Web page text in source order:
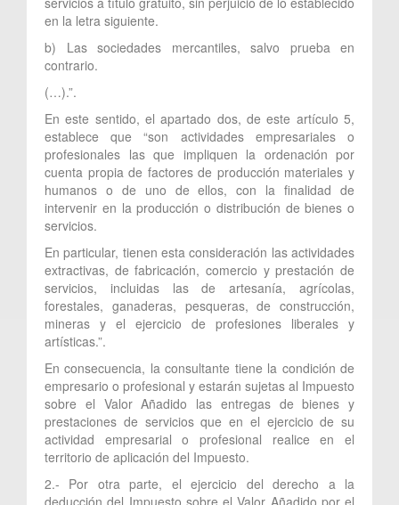
en la letra siguiente.
b) Las sociedades mercantiles, salvo prueba en
contrario.
(…).”.
En este sentido, el apartado dos, de este artículo 5,
establece que “son actividades empresariales o
profesionales las que impliquen la ordenación por
cuenta propia de factores de producción materiales y
humanos o de uno de ellos, con la finalidad de
intervenir en la producción o distribución de bienes o
servicios.
En particular, tienen esta consideración las actividades
extractivas, de fabricación, comercio y prestación de
servicios, incluidas las de artesanía, agrícolas,
forestales, ganaderas, pesqueras, de construcción,
mineras y el ejercicio de profesiones liberales y
artísticas.”.
En consecuencia, la consultante tiene la condición de
empresario o profesional y estarán sujetas al Impuesto
sobre el Valor Añadido las entregas de bienes y
prestaciones de servicios que en el ejercicio de su
actividad empresarial o profesional realice en el
territorio de aplicación del Impuesto.
2.- Por otra parte, el ejercicio del derecho a la
deducción del Impuesto sobre el Valor Añadido por el